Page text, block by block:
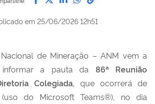
em 25/06/2026 12h51
de Mineração – ANM vem a
informar a pauta da 86ªReunião
Colegiada, que ocorrerá de
do Microsoft Teams®), no dia